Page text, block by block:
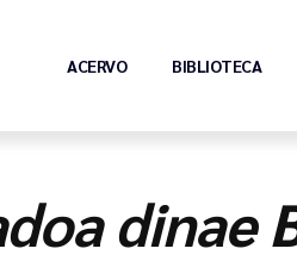
ACERVO BIBLIOTECA
dinae